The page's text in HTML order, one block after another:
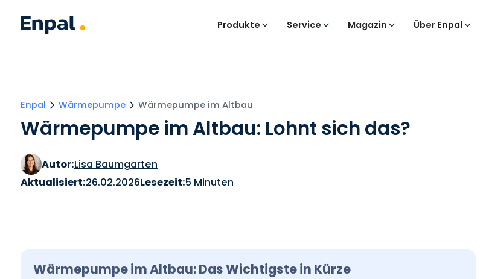
Produkte Service Magazin Über Enpal
Enpal Wärmepumpe Wärmepumpe im Altbau
Wärmepumpe im Altbau: Lohnt sich das?
Autor:Lisa Baumgarten
Aktualisiert:26.02.2026Lesezeit:5 Minuten
Wärmepumpe im Altbau: Das Wichtigste in Kürze